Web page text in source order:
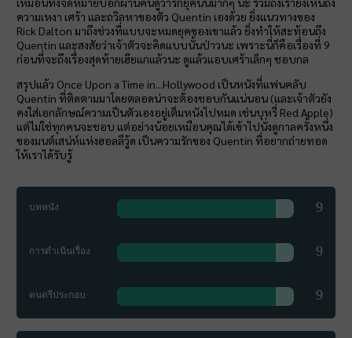
ความเหงา เศร้า และถวิลหาของตัว Quentin เองด้วย ยิ่งแนวทางของ
Rick Dalton มาถึงช่วงที่แบบจะหมดยุคของเขาแล้ว ยิ่งทำให้สะท้อนถึง
Quentin และสงสัยว่าเจ้าตัวจะคิดแบบนั้นป่าวนะ เพราะนี่ก็คือเรื่องที่ 9
ก่อนที่จะถึงเรื่องสุดท้ายเฮียแกแล้วนะ ดูแล้วแอบเศร้าเล็กๆ ชอบกล
สรุปแล้ว Once Upon a Time in...Hollywood เป็นหนังที่แฟนคลับ
Quentin ที่ติดตามมาโดยตลอดน่าจะต้องชอบกันแน่นอน (และเจ้าตัวยัง
คงใส่เอกลักษณ์ความเป็นตัวเองอยู่เต็มหนังไปหมด เช่นบุหรี่ Red Apple)
แต่ไม่ใช่ทุกคนจะชอบ แต่อย่างน้อยเหมือนคุณได้เข้าไปนั่งดูกาลครั้งหนึ่ง
ของมนต์เสน่ห์แห่งฮอลลีวู้ด เป็นความรักของ Quentin ที่อยากถ่ายทอด
ให้เราได้รับรู้
บทหนัง 9
การดำเนินเรื่อง 9
ดนตรีประกอบ 9